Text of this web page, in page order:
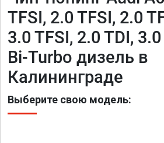
TFSI, 2.0 TFSI, 2.0
3.0 TFSI, 2.0 TDI,
Bi-Turbo дизель в
Калининграде
Выберите свою модель: